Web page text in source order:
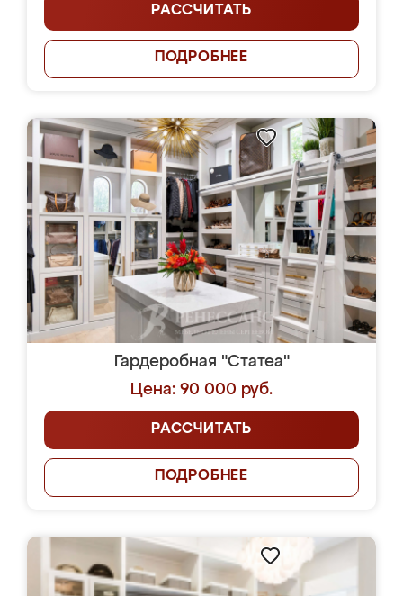
РАССЧИТАТЬ
ПОДРОБНЕЕ
Гардеробная "Статеа"
Цена: 90 000 руб.
РАССЧИТАТЬ
ПОДРОБНЕЕ